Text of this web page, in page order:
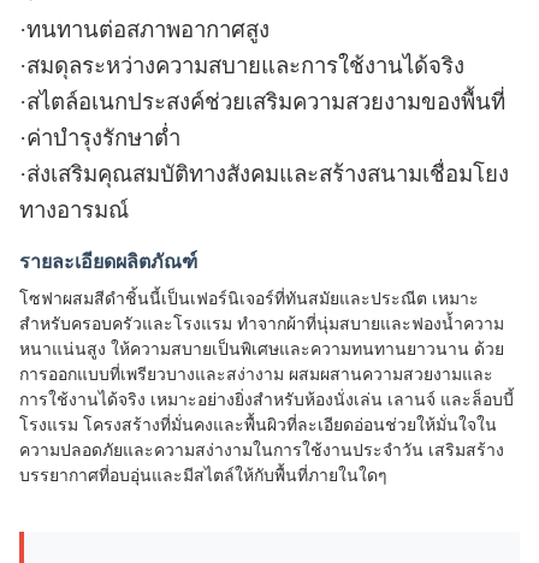
·ทนทานต่อสภาพอากาศสูง
·สมดุลระหว่างความสบายและการใช้งานได้จริง
·สไตล์อเนกประสงค์ช่วยเสริมความสวยงามของพื้นที่
·ค่าบำรุงรักษาต่ำ
·ส่งเสริมคุณสมบัติทางสังคมและสร้างสนามเชื่อมโยง
ทางอารมณ์
รายละเอียดผลิตภัณฑ์
โซฟาผสมสีดำชิ้นนี้เป็นเฟอร์นิเจอร์ที่ทันสมัยและประณีต เหมาะ
สำหรับครอบครัวและโรงแรม ทำจากผ้าที่นุ่มสบายและฟองน้ำความ
หนาแน่นสูง ให้ความสบายเป็นพิเศษและความทนทานยาวนาน ด้วย
การออกแบบที่เพรียวบางและสง่างาม ผสมผสานความสวยงามและ
การใช้งานได้จริง เหมาะอย่างยิ่งสำหรับห้องนั่งเล่น เลานจ์ และล็อบบี้
โรงแรม โครงสร้างที่มั่นคงและพื้นผิวที่ละเอียดอ่อนช่วยให้มั่นใจใน
ความปลอดภัยและความสง่างามในการใช้งานประจำวัน เสริมสร้าง
บรรยากาศที่อบอุ่นและมีสไตล์ให้กับพื้นที่ภายในใดๆ